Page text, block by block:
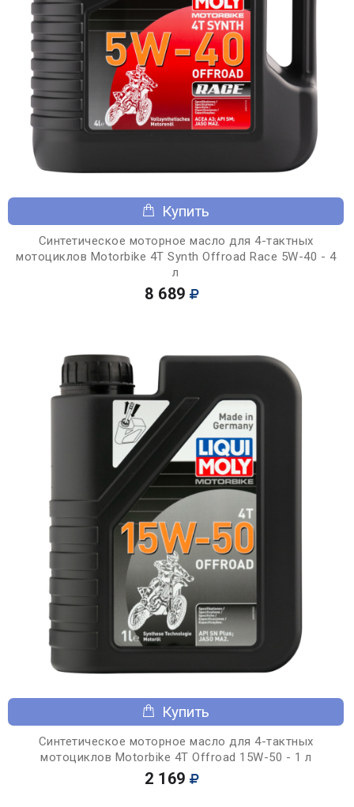
Купить
Синтетическое моторное масло для 4-тактных
мотоциклов Motorbike 4T Synth Offroad Race 5W-40 - 4
л
8 689
Купить
Синтетическое моторное масло для 4-тактных
мотоциклов Motorbike 4T Offroad 15W-50 - 1 л
2 169